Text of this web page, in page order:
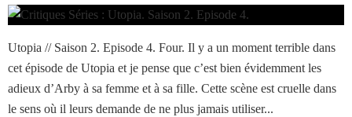
Utopia // Saison 2. Episode 4. Four. Il y a un moment terrible dans
cet épisode de Utopia et je pense que c’est bien évidemment les
adieux d’Arby à sa femme et à sa fille. Cette scène est cruelle dans
le sens où il leurs demande de ne plus jamais utiliser...